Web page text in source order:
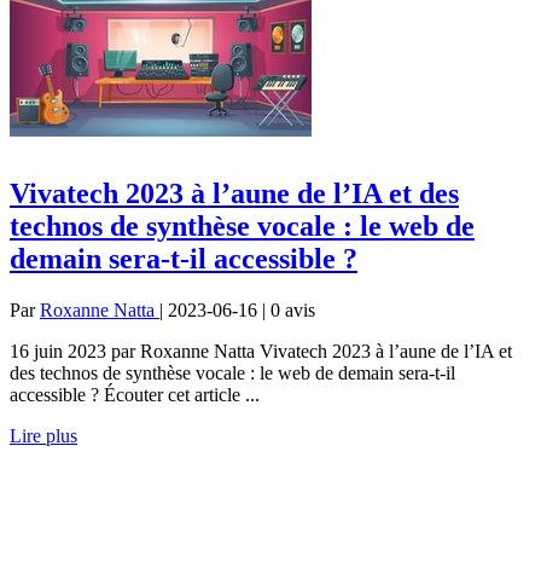
Vivatech 2023 à l’aune de l’IA et des
technos de synthèse vocale : le web de
demain sera-t-il accessible ?
ParRoxanne Natta | 2023-06-16 | 0 avis
16 juin 2023 par Roxanne Natta Vivatech 2023 à l’aune de l’IA et
des technos de synthèse vocale : le web de demain sera-t-il
accessible ? Écouter cet article ...
Lire plus